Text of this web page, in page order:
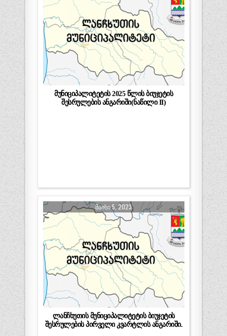
მუნიციპალიტეტის 2025 წლის ბიუჯეტის
შესრულების ანგარიში(ნაწილი II)
ᲛᲐᲘᲡᲘ 5, 2023
ლანჩხუთის მუნიციპალიტეტის ბიუჯეტის
შესრულების პირველი კვარტლის ანგარიში.